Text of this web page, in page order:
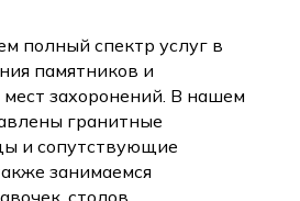
полный спектр услуг в
памятников и
мест захоронений. В нашем
гранитные
и сопутствующие
занимаемся